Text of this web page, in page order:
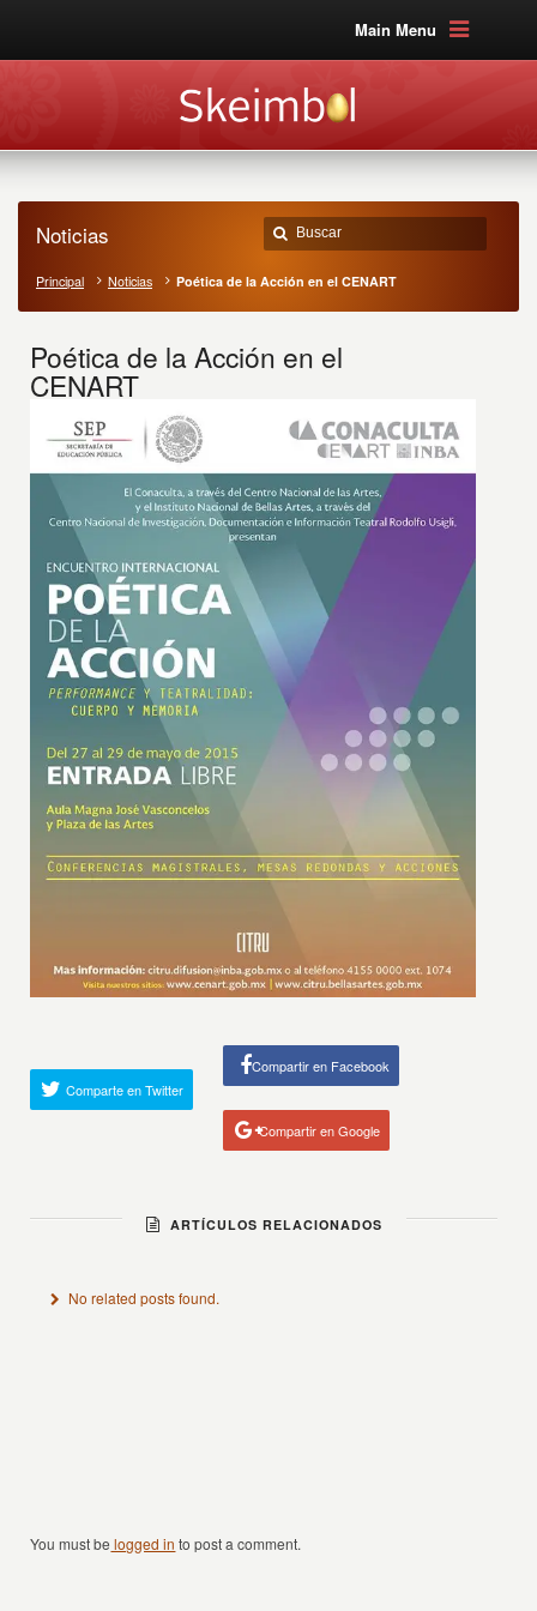
Main Menu
Noticias
Principal Noticias Poética de la Acción en el CENART
Poética de la Acción en el
CENART
Comparte en Twitter
Compartir en Facebook
Compartir en Google
ARTÍCULOS RELACIONADOS
No related posts found.
You must be logged in to post a comment.